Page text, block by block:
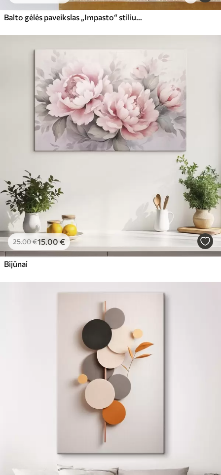
Balto gėlės paveikslas „Impasto“ stiliumi, nutapytas švelniais teptuko potėpiais
25.00€15.00 €
Bijūnai